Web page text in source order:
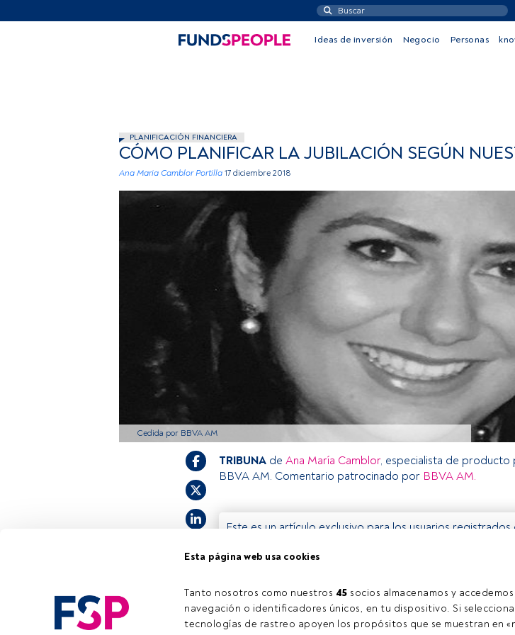
Esta página web usa cookies
Tanto nosotros como nuestros 45 socios almacenamos y
navegación o identificadores únicos, en tu dispositivo. Si
tecnologías de rastreo apoyen los propósitos que se muestran en
Ideas de inversión Negocio Personas
PLANIFICACIÓN FINANCIERA
CÓMO PLANIFICAR LA JUBILACIÓN SEGÚN
Ana Maria Camblor Portilla 17 diciembre 2018
Cedida por BBVA AM
5 min.
TRIBUNA de Ana María Camblor, especialista de producto
BBVA AM. Comentario patrocinado por BBVA AM.
Este es un artículo exclusivo para los usuarios registrados
invitamos a registrarte y disfrutar de todo el universo que